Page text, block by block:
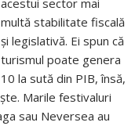
acestui sector mai
multă stabilitate fiscală
și legislativă. Ei spun că
turismul poate genera
10 la sută din PIB, însă,
Marile festivaluri
sau Neversea au